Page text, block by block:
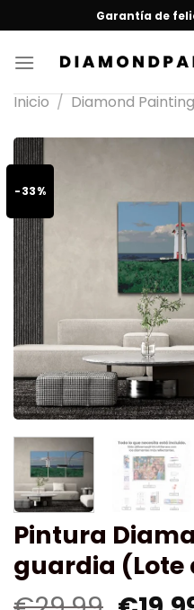
Garantía de
Inicio / Diamond Painting
-33%
Pintura
guardia (Lote